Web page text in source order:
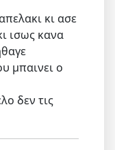
κι ασε
ισως κανα
μπαινει ο
δεν τις